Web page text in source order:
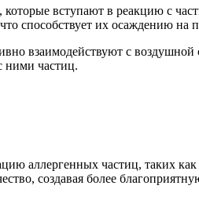
вступают в реакцию с
способствует их осаждению на
взаимодействуют с
ними частиц.
аллергенных частиц, таких
создавая более